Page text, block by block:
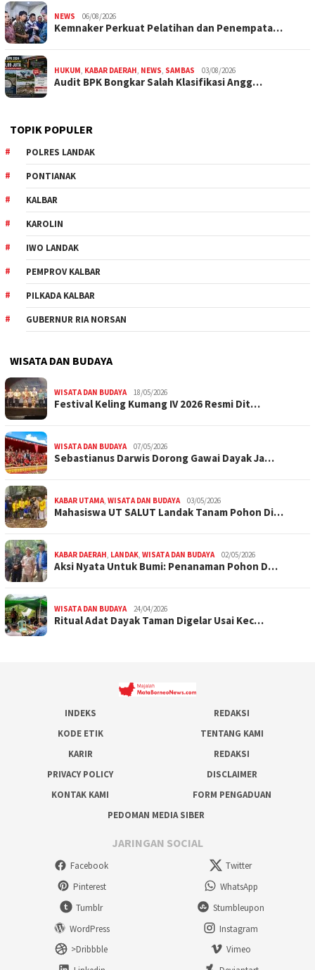
NEWS 06/08/2026
Kemnaker Perkuat Pelatihan dan Penempata…
HUKUM, KABAR DAERAH, NEWS, SAMBAS 03/08/2026
Audit BPK Bongkar Salah Klasifikasi Angg…
TOPIK POPULER
POLRES LANDAK
PONTIANAK
KALBAR
KAROLIN
IWO LANDAK
PEMPROV KALBAR
PILKADA KALBAR
GUBERNUR RIA NORSAN
WISATA DAN BUDAYA
WISATA DAN BUDAYA 18/05/2026
Festival Keling Kumang IV 2026 Resmi Dit…
WISATA DAN BUDAYA 07/05/2026
Sebastianus Darwis Dorong Gawai Dayak Ja…
KABAR UTAMA, WISATA DAN BUDAYA 03/05/2026
Mahasiswa UT SALUT Landak Tanam Pohon Di…
KABAR DAERAH, LANDAK, WISATA DAN BUDAYA 02/05/2026
Aksi Nyata Untuk Bumi: Penanaman Pohon D…
WISATA DAN BUDAYA 24/04/2026
Ritual Adat Dayak Taman Digelar Usai Kec…
INDEKS
REDAKSI
KODE ETIK
TENTANG KAMI
KARIR
REDAKSI
PRIVACY POLICY
DISCLAIMER
KONTAK KAMI
FORM PENGADUAN
PEDOMAN MEDIA SIBER
JARINGAN SOCIAL
Facebook
Twitter
Pinterest
WhatsApp
Tumblr
Stumbleupon
WordPress
Instagram
>Dribbble
Vimeo